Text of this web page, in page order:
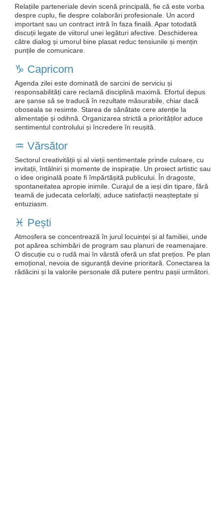
Relațiile parteneriale devin scenă principală, fie că este vorba
despre cuplu, fie despre colaborări profesionale. Un acord
important sau un contract intră în faza finală. Apar totodată
discuții legate de viitorul unei legături afective. Deschiderea
către dialog și umorul bine plasat reduc tensiunile și mențin
punțile de comunicare.
♑️ Capricorn
Agenda zilei este dominată de sarcini de serviciu și
responsabilități care reclamă disciplină maximă. Efortul depus
are șanse să se traducă în rezultate măsurabile, chiar dacă
oboseala se resimte. Starea de sănătate cere atenție la
alimentație și odihnă. Organizarea strictă a priorităților aduce
sentimentul controlului și încredere în reușită.
♒️ Vărsător
Sectorul creativității și al vieții sentimentale prinde culoare, cu
invitații, întâlniri și momente de inspirație. Un proiect artistic sau
o idee originală poate fi împărtășită publicului. În dragoste,
spontaneitatea apropie inimile. Curajul de a ieși din tipare, fără
teamă de judecata celorlalți, aduce satisfacții neașteptate și
entuziasm.
♓️ Pești
Atmosfera se concentrează în jurul locuinței și al familiei, unde
pot apărea schimbări de program sau planuri de reamenajare.
O discuție cu o rudă mai în vârstă oferă un sfat prețios. Pe plan
emoțional, nevoia de siguranță devine prioritară. Conectarea la
rădăcini și la valorile personale dă putere pentru pașii următori.